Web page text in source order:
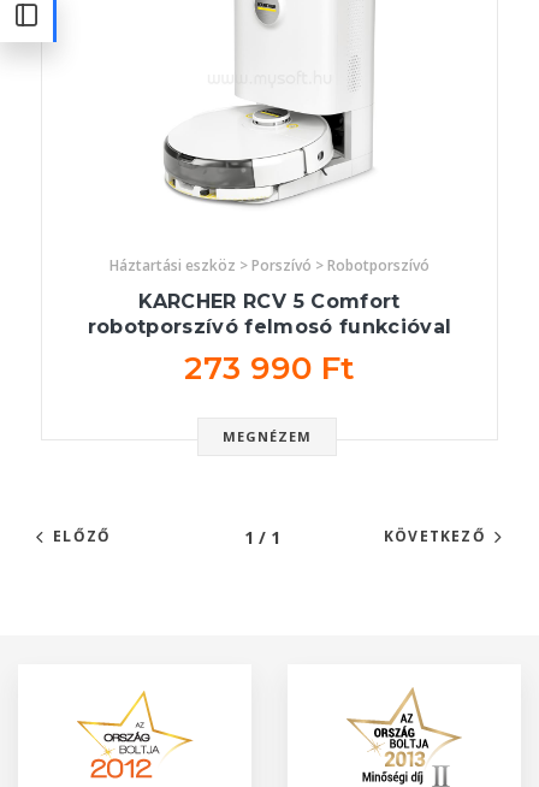
Háztartási eszköz > Porszívó > Robotporszívó
KARCHER RCV 5 Comfort
robotporszívó felmosó funkcióval
273 990 Ft
MEGNÉZEM
ELŐZŐ 1 / 1 KÖVETKEZŐ